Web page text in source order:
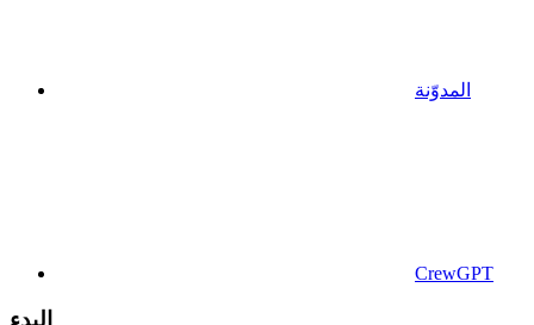
المدوّنة
CrewGPT
البدء